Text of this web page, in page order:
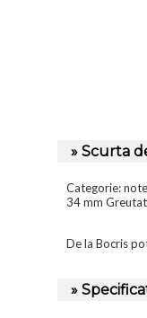
» Scurta
Categorie:
34 mm
De la Bocris
»